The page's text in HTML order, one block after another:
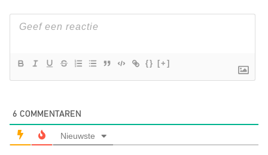
{} [+]
6 COMMENTAREN
Nieuwste